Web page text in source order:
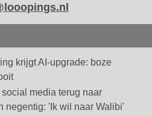
krijgt AI-upgrade: boze
media terug naar
negentig: 'Ik wil naar Walibi'